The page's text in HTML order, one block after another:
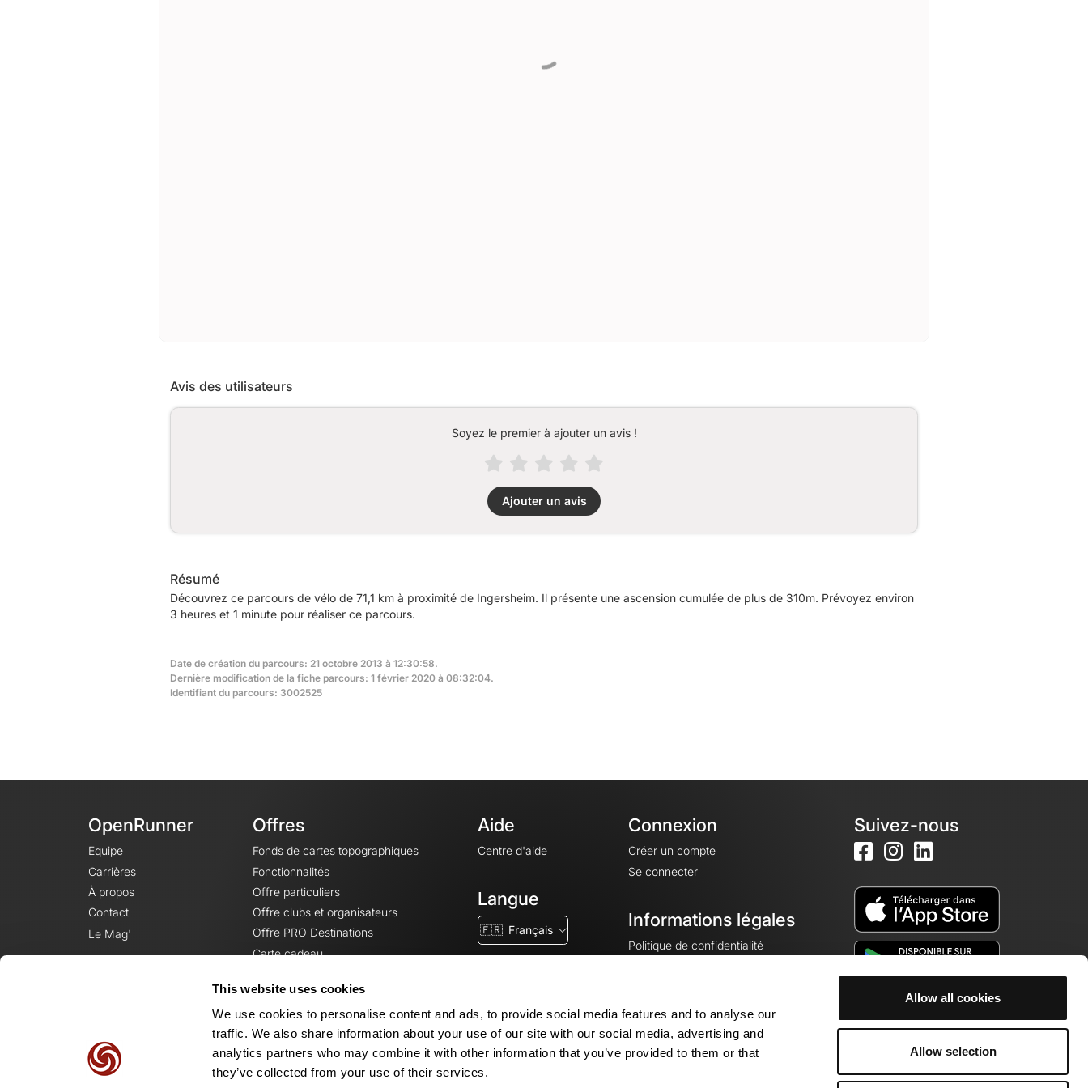
This website uses cookies
We use cookies to personalise content and ads, to provide social media features and to analyse our
traffic. We also share information about your use of our site with our social media, advertising and
analytics partners who may combine it with other information that you’ve provided to them or that
they’ve collected from your use of their services.
Allow all cookies
Allow selection
Avis des utilisateurs
Soyez le premier à ajouter un avis !
Ajouter un avis
Résumé
Découvrez ce parcours de vélo de 71,1 km à proximité de Ingersheim. Il présente une ascension cumulée de plus de 310m. Prévoyez environ
3 heures et 1 minute pour réaliser ce parcours.
Date de création du parcours: 21 octobre 2013 à 12:30:58.
Dernière modification de la fiche parcours: 1 février 2020 à 08:32:04.
Identifiant du parcours: 3002525
OpenRunner
Equipe
Carrières
À propos
Contact
Le Mag'
Offres
Fonds de cartes topographiques
Fonctionnalités
Offre particuliers
Offre clubs et organisateurs
Offre PRO Destinations
Carte cadeau
Aide
Centre d'aide
Langue
🇫🇷 Français
Connexion
Créer un compte
Se connecter
Informations légales
Politique de confidentialité
Mentions légales
Paramètres des cookies
Suivez-nous